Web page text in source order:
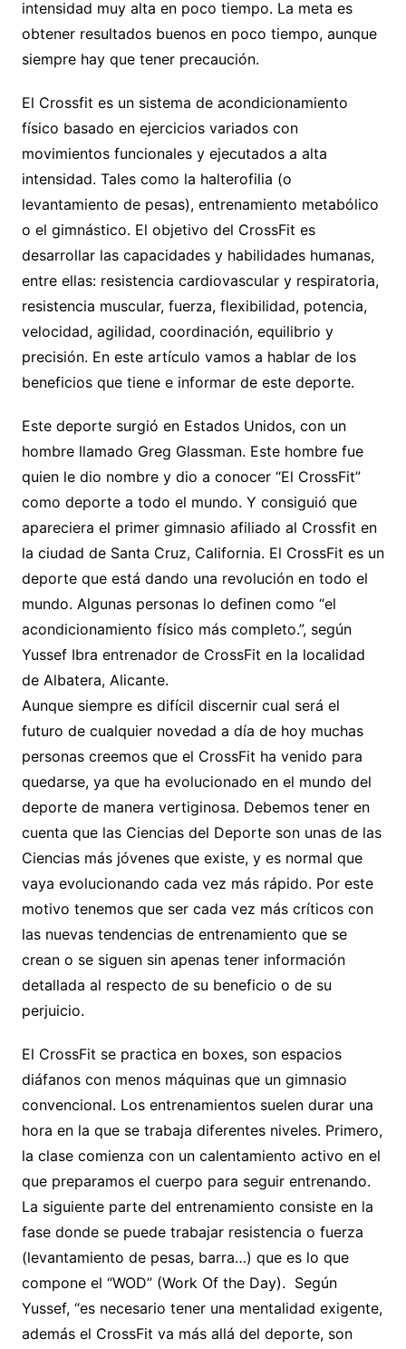
intensidad muy alta en poco tiempo. La meta es
obtener resultados buenos en poco tiempo, aunque
siempre hay que tener precaución.
El Crossfit es un sistema de acondicionamiento
físico basado en ejercicios variados con
movimientos funcionales y ejecutados a alta
intensidad. Tales como la halterofilia (o
levantamiento de pesas), entrenamiento metabólico
o el gimnástico. El objetivo del CrossFit es
desarrollar las capacidades y habilidades humanas,
entre ellas: resistencia cardiovascular y respiratoria,
resistencia muscular, fuerza, flexibilidad, potencia,
velocidad, agilidad, coordinación, equilibrio y
precisión. En este artículo vamos a hablar de los
beneficios que tiene e informar de este deporte.
Este deporte surgió en Estados Unidos, con un
hombre llamado Greg Glassman. Este hombre fue
quien le dio nombre y dio a conocer “El CrossFit”
como deporte a todo el mundo. Y consiguió que
apareciera el primer gimnasio afiliado al Crossfit en
la ciudad de Santa Cruz, California. El CrossFit es un
deporte que está dando una revolución en todo el
mundo. Algunas personas lo definen como “el
acondicionamiento físico más completo.”, según
Yussef Ibra entrenador de CrossFit en la localidad
de Albatera, Alicante.
Aunque siempre es difícil discernir cual será el
futuro de cualquier novedad a día de hoy muchas
personas creemos que el CrossFit ha venido para
quedarse, ya que ha evolucionado en el mundo del
deporte de manera vertiginosa. Debemos tener en
cuenta que las Ciencias del Deporte son unas de las
Ciencias más jóvenes que existe, y es normal que
vaya evolucionando cada vez más rápido. Por este
motivo tenemos que ser cada vez más críticos con
las nuevas tendencias de entrenamiento que se
crean o se siguen sin apenas tener información
detallada al respecto de su beneficio o de su
perjuicio.
El CrossFit se practica en boxes, son espacios
diáfanos con menos máquinas que un gimnasio
convencional. Los entrenamientos suelen durar una
hora en la que se trabaja diferentes niveles. Primero,
la clase comienza con un calentamiento activo en el
que preparamos el cuerpo para seguir entrenando.
La siguiente parte del entrenamiento consiste en la
fase donde se puede trabajar resistencia o fuerza
(levantamiento de pesas, barra…) que es lo que
compone el “WOD” (Work Of the Day). Según
Yussef, “es necesario tener una mentalidad exigente,
además el CrossFit va más allá del deporte, son